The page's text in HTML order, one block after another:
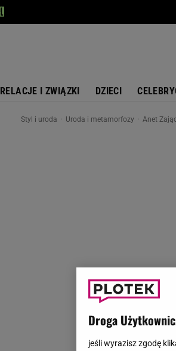
RELACJE I ZWIĄZKI DZIECI
Styl i uroda Uroda i metamorfozy Anet
Droga
jeśli wyrazisz zgodę